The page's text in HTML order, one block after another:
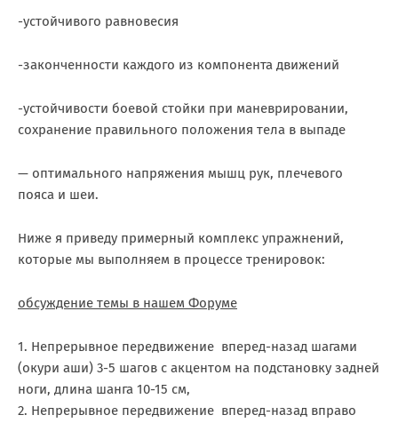
-устойчивого равновесия
-законченности каждого из компонента движений
-устойчивости боевой стойки при маневрировании,
сохранение правильного положения тела в выпаде
— оптимального напряжения мышц рук, плечевого
пояса и шеи.
Ниже я приведу примерный комплекс упражнений,
которые мы выполняем в процессе тренировок:
обсуждение темы в нашем Форуме
1. Непрерывное передвижение вперед-назад шагами
(окури аши) 3-5 шагов с акцентом на подстановку задней
ноги, длина шанга 10-15 см,
2. Непрерывное передвижение вперед-назад вправо